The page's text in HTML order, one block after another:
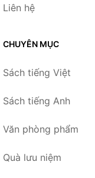
Liên hệ
CHUYÊN MỤC
Sách tiếng Việt
Sách tiếng Anh
Văn phòng phẩm
Quà lưu niệm